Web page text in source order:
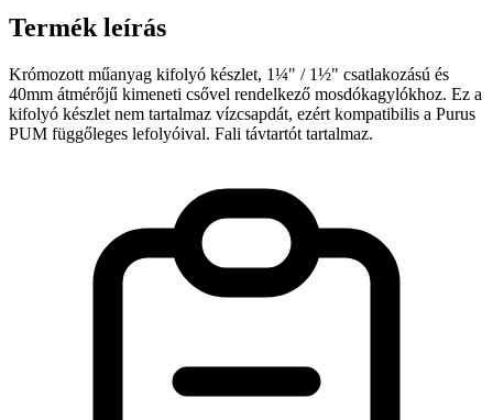
Termék leírás
Krómozott műanyag kifolyó készlet, 1¼" / 1½" csatlakozású és
40mm átmérőjű kimeneti csővel rendelkező mosdókagylókhoz. Ez a
kifolyó készlet nem tartalmaz vízcsapdát, ezért kompatibilis a Purus
PUM függőleges lefolyóival. Fali távtartót tartalmaz.